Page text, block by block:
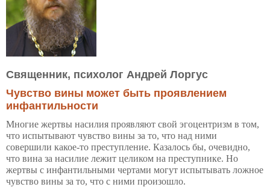
Священник, психолог Андрей Лоргус
Чувство вины может быть проявлением
инфантильности
Многие жертвы насилия проявляют свой эгоцентризм в том,
что испытывают чувство вины за то, что над ними
совершили какое-то преступление. Казалось бы, очевидно,
что вина за насилие лежит целиком на преступнике. Но
жертвы с инфантильными чертами могут испытывать ложное
чувство вины за то, что с ними произошло.